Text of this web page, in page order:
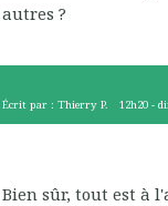
autres ?
Écrit par : Thierry P. 12h20 -
Bien sûr, tout est à